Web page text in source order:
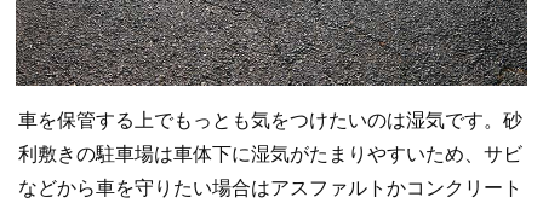
車を保管する上でもっとも気をつけたいのは湿気です。砂
利敷きの駐車場は車体下に湿気がたまりやすいため、サビ
などから車を守りたい場合はアスファルトかコンクリート